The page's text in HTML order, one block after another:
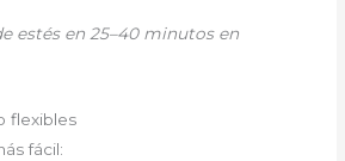
estés en 25–40 minutos en
flexibles
fácil: